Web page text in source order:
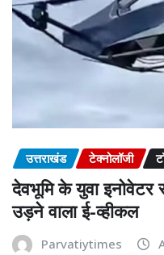
उत्तराखंड टेक्नोलॉजी
देवभूमि के युवा इनोवेटर
उड़ने वाला ई-व्हीकल
Parvatiytimes